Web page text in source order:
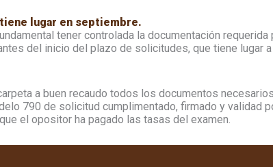
lugar en septiembre.
tener controlada la documentación
del inicio del plazo de solicitudes, que tiene lugar
a buen recaudo todos los documentos
790 de solicitud cumplimentado, firmado y validad
el opositor ha pagado las tasas del examen.